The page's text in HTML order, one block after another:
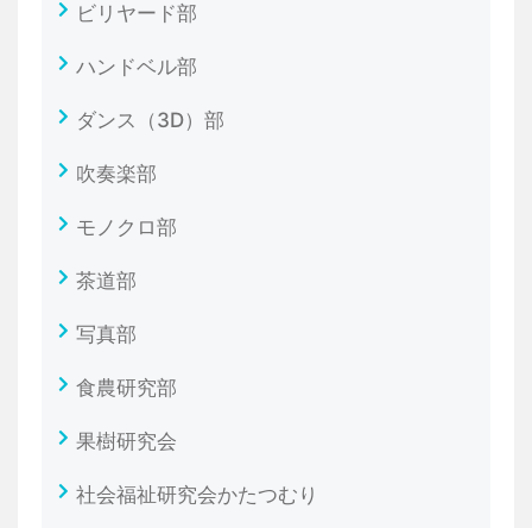
ビリヤード部
ハンドベル部
ダンス（3D）部
吹奏楽部
モノクロ部
茶道部
写真部
食農研究部
果樹研究会
社会福祉研究会かたつむり